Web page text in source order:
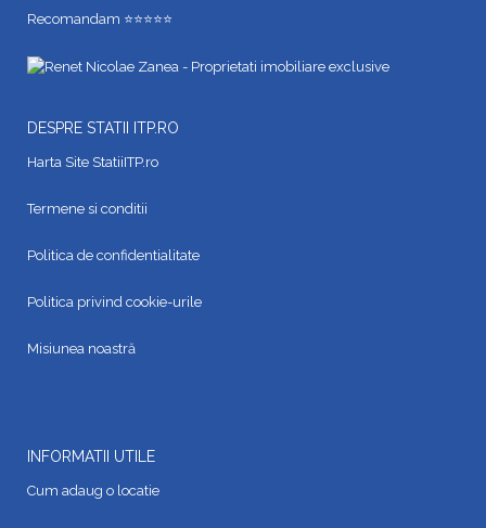
Recomandam ⭐⭐⭐⭐⭐
DESPRE STATII ITP.RO
Harta Site StatiiITP.ro
Termene si conditii
Politica de confidentialitate
Politica privind cookie-urile
Misiunea noastră
INFORMATII UTILE
Cum adaug o locatie